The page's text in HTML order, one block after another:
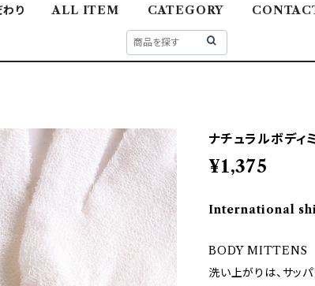
り ALL ITEM CATEGORY
ナチュラルボデ
¥1,375
International
BODY MITTENS
洗い上がりは、サッパ